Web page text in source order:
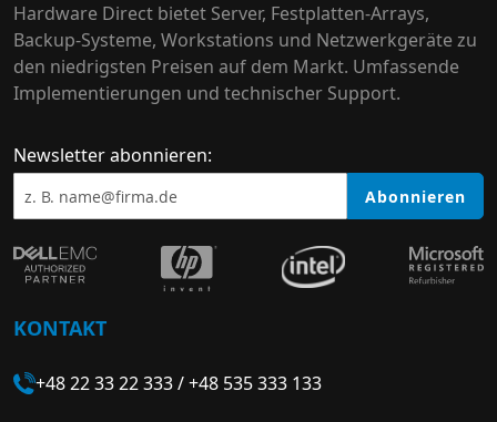
Hardware Direct bietet Server, Festplatten-Arrays,
Backup-Systeme, Workstations und Netzwerkgeräte zu
den niedrigsten Preisen auf dem Markt. Umfassende
Implementierungen und technischer Support.
Newsletter abonnieren:
Abonnieren
KONTAKT
+48 22 33 22 333/+48 535 333 133